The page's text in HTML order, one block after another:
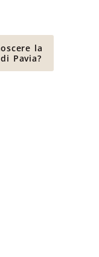
la
Pavia?